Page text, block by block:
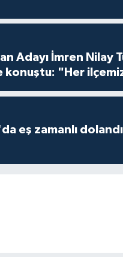
Adayı İmren Nilay
konuştu: "Her
eş zamanlı